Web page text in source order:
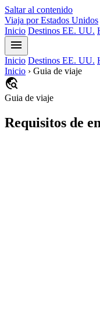
Saltar al contenido
Viaja por Estados Unidos
Inicio Destinos EE. UU.
menu
Inicio Destinos EE. UU.
Inicio › Guia de viaje
travel_explore
Guia de viaje
Requisitos de